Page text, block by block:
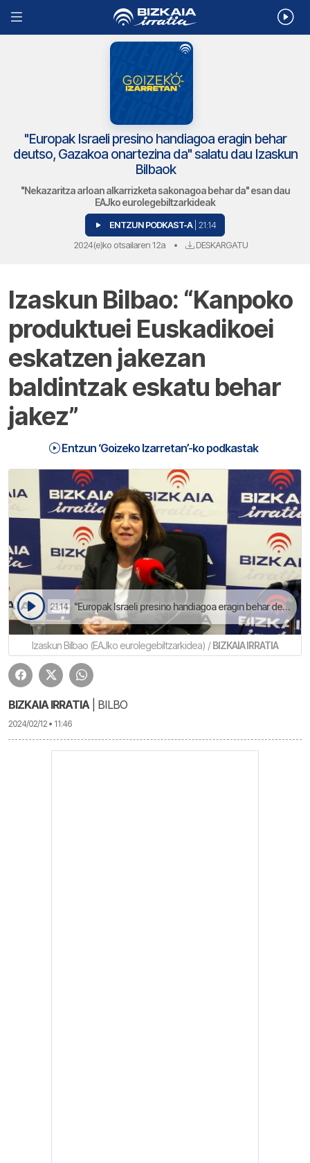
"Europak Israeli presino handiagoa eragin behar
deutso, Gazakoa onartezina da" salatu dau Izaskun
Bilbaok
"Nekazaritza arloan alkarrizketa sakonagoa behar da" esan dau
EAJko eurolegebiltzarkideak
ENTZUN PODKAST-A | 21:14
2024(e)ko otsailaren 12a • DESKARGATU
Izaskun Bilbao: “Kanpoko
produktuei Euskadikoei
eskatzen jakezan
baldintzak eskatu behar
jakez”
Entzun ‘Goizeko Izarretan’-ko podkastak
21:14 "Europak Israeli presino handiagoa eragin behar deutso, Gazakoa onartezina da" salatu dau Izaskun Bilbaok | Goizeko Izarretan
Izaskun Bilbao (EAJko eurolegebiltzarkidea) /BIZKAIA IRRATIA
BIZKAIA IRRATIA | BILBO
2024/02/12 • 11:46